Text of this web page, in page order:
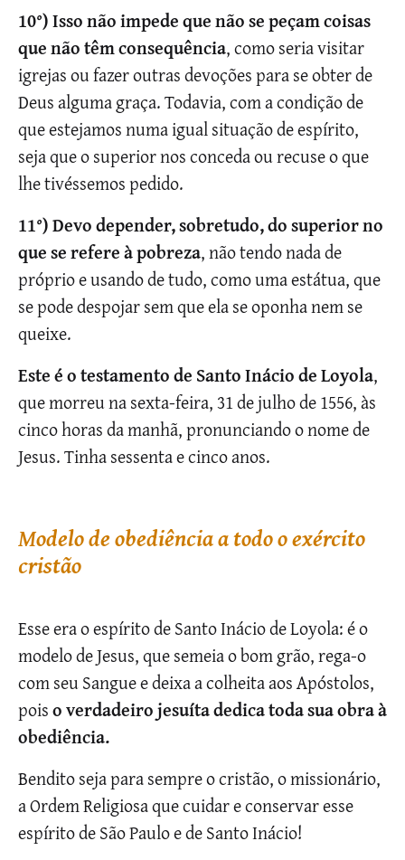
10°)Isso não impede que não se peçam coisas
que não têm consequência, como seria visitar
igrejas ou fazer outras devoções para se obter de
Deus alguma graça. Todavia, com a condição de
que estejamos numa igual situação de espírito,
seja que o superior nos conceda ou recuse o que
lhe tivéssemos pedido.
11°) Devo depender, sobretudo, do superior no
que se refere à pobreza, não tendo nada de
próprio e usando de tudo, como uma estátua, que
se pode despojar sem que ela se oponha nem se
queixe.
Este é o testamento de Santo Inácio de Loyola,
que morreu na sexta-feira, 31 de julho de 1556, às
cinco horas da manhã, pronunciando o nome de
Jesus. Tinha sessenta e cinco anos.
Modelo de obediência a todo o exército
cristão
Esse era o espírito de Santo Inácio de Loyola: é o
modelo de Jesus, que semeia o bom grão, rega-o
com seu Sangue e deixa a colheita aos Apóstolos,
poiso verdadeiro jesuíta dedica toda sua obra à
obediência.
Bendito seja para sempre o cristão, o missionário,
a Ordem Religiosa que cuidar e conservar esse
espírito de São Paulo e de Santo Inácio!